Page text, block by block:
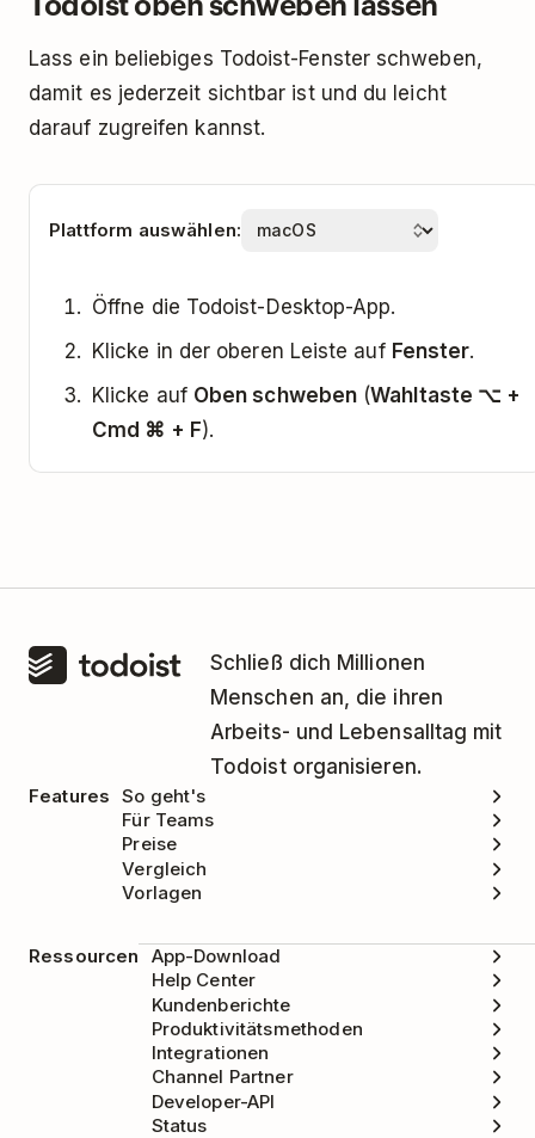
Lass ein beliebiges Todoist-Fenster schweben,
damit es jederzeit sichtbar ist und du leicht
darauf zugreifen kannst.
Plattform auswählen:
Öffne die Todoist-Desktop-App.
Klicke in der oberen Leiste auf Fenster.
Klicke auf Oben schweben (Wahltaste ⌥ +
Cmd ⌘ + F).
Schließ dich Millionen
Menschen an, die ihren
Arbeits- und Lebensalltag mit
Todoist organisieren.
Features So geht's
Für Teams
Preise
Vergleich
Vorlagen
Ressourcen
App-Download
Help Center
Kundenberichte
Produktivitätsmethoden
Integrationen
Channel Partner
Developer-API
Status